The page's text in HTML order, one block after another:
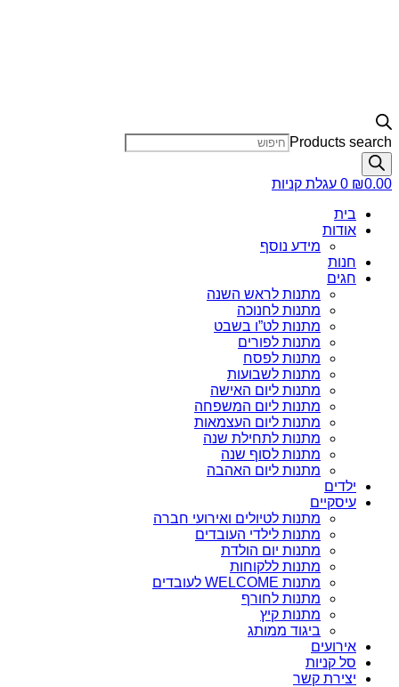
Products search
₪0.00
0 עגלת קניות
בית
אודות
מידע נוסף
חנות
חגים
מתנות לראש השנה
מתנות לחנוכה
מתנות לט”ו בשבט
מתנות לפורים
מתנות לפסח
מתנות לשבועות
מתנות ליום האישה
מתנות ליום המשפחה
מתנות ליום העצמאות
מתנות לתחילת שנה
מתנות לסוף שנה
מתנות ליום האהבה
ילדים
עיסקיים
מתנות לטיולים ואירועי חברה
מתנות לילדי העובדים
מתנות יום הולדת
מתנות ללקוחות
מתנות WELCOME לעובדים
מתנות לחורף
מתנות קיץ
ביגוד ממותג
אירועים
סל קניות
יצירת קשר